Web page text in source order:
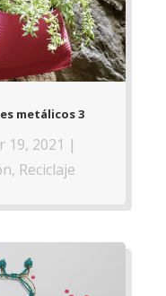
metálicos 3
19, 2021 |
, Reciclaje